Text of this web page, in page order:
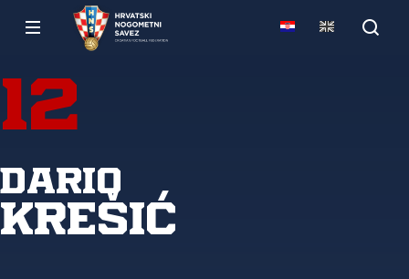
12
Dario
Krešić